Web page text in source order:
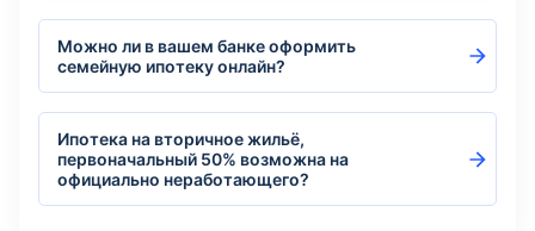
Можно ли в вашем банке оформить
семейную ипотеку онлайн?
Ипотека на вторичное жильё,
первоначальный 50% возможна на
официально неработающего?